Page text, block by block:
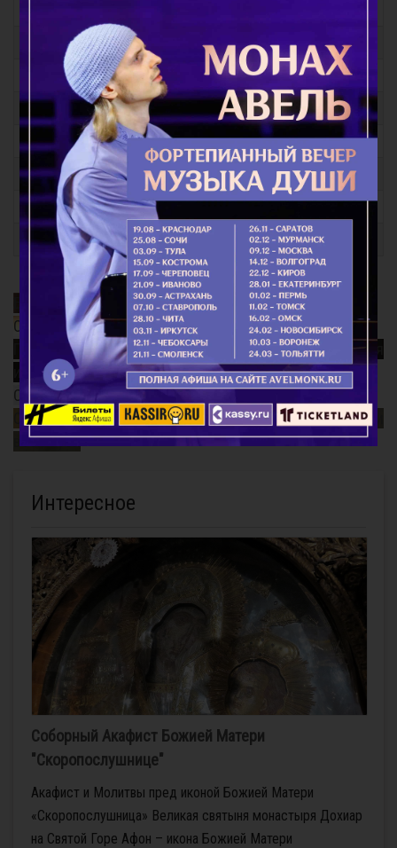
Молитвы за детей
Молитвы о семейном благополучии
Молитвы Заупокойные
Молитвы перед иконами Пресвятой Богородицы
Молитвы праздникам
Молитвы общие
Молитвы святым
Благодатный Огонь
Смысл поста
Почему так важно поминать усопших? Непридуманная
история...
Старец Варнава (Меркулов)
Священномученик Ермоген, патриарх Московский и
всея Руси
Интересное
Соборный Акафист Божией Матери
"Скоропослушнице"
Акафист и Молитвы пред иконой Божией Матери
«Скоропослушница» Великая святыня монастыря Дохиар
на Святой Горе Афон – икона Божией Матери